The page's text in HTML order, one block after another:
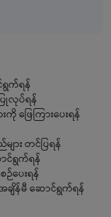
ရွက်ရန်
ပြုလုပ်ရန်
ကို ဖြေကြားပေးရန်
ျား တင်ပြရန်
ာင်ရွက်ရန်
ဉ်ပေးရန်
ချိန်မီ ဆောင်ရွက်ရန်